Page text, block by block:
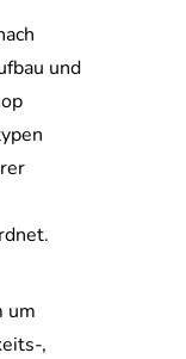
und
um
,